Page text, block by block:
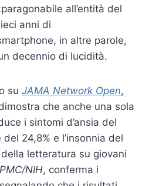
all’entità del
anni di
in altre parole,
decennio di lucidità.
su JAMA Network Open,
che anche una sola
i sintomi d’ansia del
24,8% e l’insonnia del
letteratura su giovani
PMC/NIH, conferma i